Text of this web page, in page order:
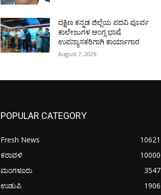
ದಕ್ಷಿಣ ಕನ್ನಡ ಜಿಲ್ಲೆಯ ಪದವಿ ಪೂರ್ವ
ಕಾಲೇಜುಗಳ ಆಂಗ್ಲ ಭಾಷೆ
ಉಪನ್ಯಾಸಕರಿಗಾಗಿ ಕಾರ್ಯಾಗಾರ
August 7, 2026
POPULAR CATEGORY
Fresh News
10621
ಕರಾವಳಿ
10000
ಮಂಗಳೂರು
3547
ಉಡುಪಿ
1906